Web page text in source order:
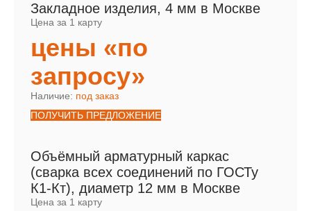
Закладное изделия, 4 мм в Москве
Цена за 1 карту
цены «по
запросу»
Наличие: под заказ
ПОЛУЧИТЬ ПРЕДЛОЖЕНИЕ
Объёмный арматурный каркас
(сварка всех соединений по ГОСТу
К1-Кт), диаметр 12 мм в Москве
Цена за 1 карту